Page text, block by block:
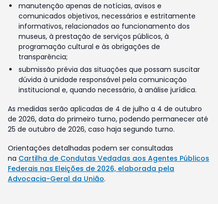
manutenção apenas de notícias, avisos e
comunicados objetivos, necessários e estritamente
informativos, relacionados ao funcionamento dos
museus, à prestação de serviços públicos, à
programação cultural e às obrigações de
transparência;
submissão prévia das situações que possam suscitar
dúvida à unidade responsável pela comunicação
institucional e, quando necessário, à análise jurídica.
As medidas serão aplicadas de 4 de julho a 4 de outubro
de 2026, data do primeiro turno, podendo permanecer até
25 de outubro de 2026, caso haja segundo turno.
Orientações detalhadas podem ser consultadas
na Cartilha de Condutas Vedadas aos Agentes Públicos
Federais nas Eleições de 2026, elaborada pela
Advocacia-Geral da União.